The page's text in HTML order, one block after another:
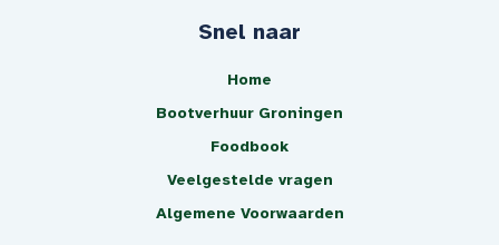
Snel naar
Home
Bootverhuur Groningen
Foodbook
Veelgestelde vragen
Algemene Voorwaarden